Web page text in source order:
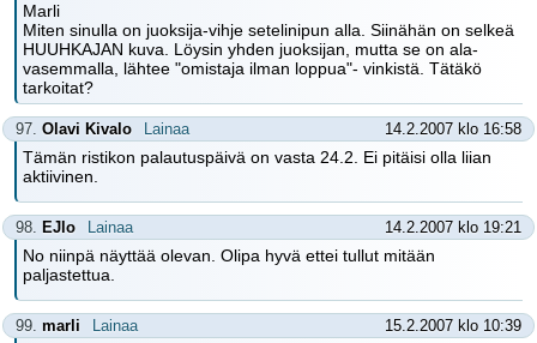
Marli
Miten sinulla on juoksija-vihje setelinipun alla. Siinähän on selkeä
HUUHKAJAN kuva. Löysin yhden juoksijan, mutta se on ala-
vasemmalla, lähtee "omistaja ilman loppua"- vinkistä. Tätäkö
tarkoitat?
97. Olavi Kivalo Lainaa 14.2.2007 klo 16:58
Tämän ristikon palautuspäivä on vasta 24.2. Ei pitäisi olla liian
aktiivinen.
98. EJlo Lainaa 14.2.2007 klo 19:21
No niinpä näyttää olevan. Olipa hyvä ettei tullut mitään
paljastettua.
99. marli Lainaa 15.2.2007 klo 10:39